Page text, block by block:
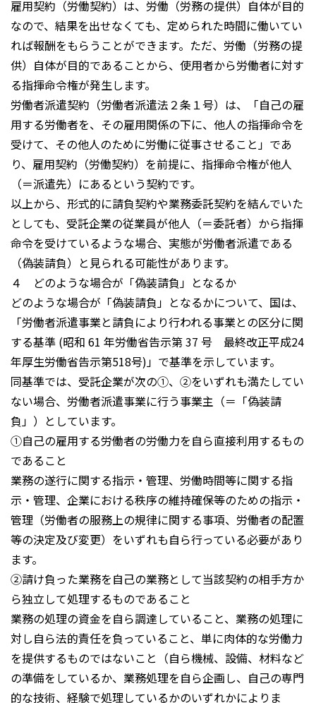
雇用契約（労働契約）は、労働（労務の提供）自体が目的
なので、結果を出せなくても、定められた時間に働いてい
れば報酬をもらうことができます。ただ、労働（労務の提
供）自体が目的であることから、使用者から労働者に対す
る指揮命令権が発生します。
労働者派遣契約（労働者派遣法２条１号）は、「自己の雇
用する労働者を、その雇用関係の下に、他人の指揮命令を
受けて、その他人のために労働に従事させること」であ
り、雇用契約（労働契約）を前提に、指揮命令権が他人
（＝派遣先）にあるという契約です。
以上から、形式的に請負契約や業務委託契約を結んでいた
としても、受託企業の従業員が他人（＝委託者）から指揮
命令を受けているような場合、実態が労働者派遣である
（偽装請負）と見られる可能性があります。
４ どのような場合が「偽装請負」となるか
どのような場合が「偽装請負」となるかについて、国は、
「労働者派遣事業と請負により行われる事業との区分に関
する基準 (昭和 61 年労働省告示第 37 号 最終改正平成24
年厚生労働省告示第518号)」で基準を示しています。
同基準では、受託企業が次の①、②をいずれも満たしてい
ない場合、労働者派遣事業に行う事業主（＝「偽装請
負」）としています。
①自己の雇用する労働者の労働力を自ら直接利用するもの
であること
業務の遂行に関する指示・管理、労働時間等に関する指
示・管理、企業における秩序の維持確保等のための指示・
管理（労働者の服務上の規律に関する事項、労働者の配置
等の決定及び変更）をいずれも自ら行っている必要があり
ます。
②請け負った業務を自己の業務として当該契約の相手方か
ら独立して処理するものであること
業務の処理の資金を自ら調達していること、業務の処理に
対し自ら法的責任を負っていること、単に肉体的な労働力
を提供するものではないこと（自ら機械、設備、材料など
の準備をしているか、業務処理を自ら企画し、自己の専門
的な技術、経験で処理しているかのいずれかによりま